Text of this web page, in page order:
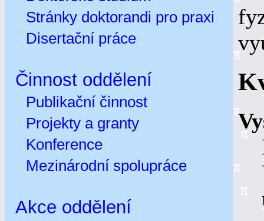
Stránky doktorandi pro praxi
Disertační práce
Činnost oddělení
Publikační činnost
Projekty a granty
Konference
Mezinárodní spolupráce
Akce oddělení